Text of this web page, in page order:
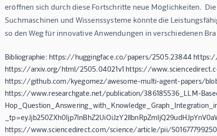
eröffnen sich durch diese Fortschritte neue Möglichkeiten.
Suchmaschinen und Wissenssysteme könnte die
so den Weg für innovative Anwendungen in verschiedenen
Bibliographie: https://huggingface.co/papers/2505.23844
https://arxiv.org/html/2505.04021v1 https://
https://github.com/kyegomez/awesome-multi-agent-papers/
https://www.researchgate.net/publication/386185536_LLM-
https://www.sciencedirect.com/science/article/pii/